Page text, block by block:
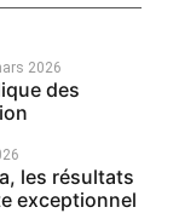
2026
des
les résultats
exceptionnel